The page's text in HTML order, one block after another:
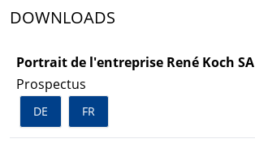
DOWNLOADS
Portrait de l'entreprise René Koch SA
Prospectus
DE FR